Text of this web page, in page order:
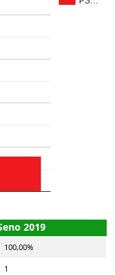
2019
100,00%
1